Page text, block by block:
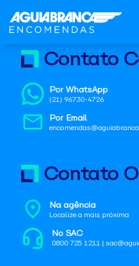
Contato
Por WhatsApp
(21) 96730-4726
Por Email
Contato
Na agência
Localize a mais próxima
No SAC
0800 725 1211 |